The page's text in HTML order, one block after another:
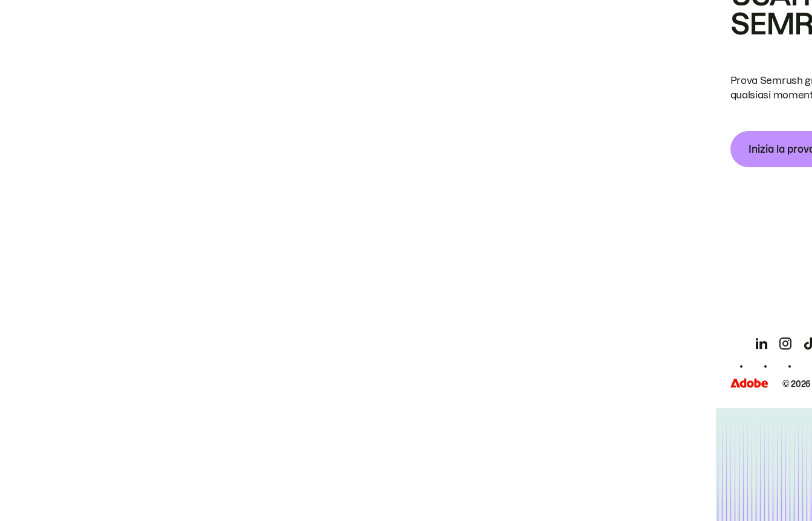
Prova Semrush
qualsiasi
Inizia la
©